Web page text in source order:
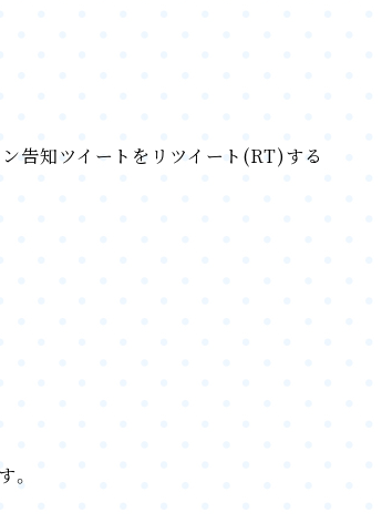
告知ツイートをリツイート(RT)する
。